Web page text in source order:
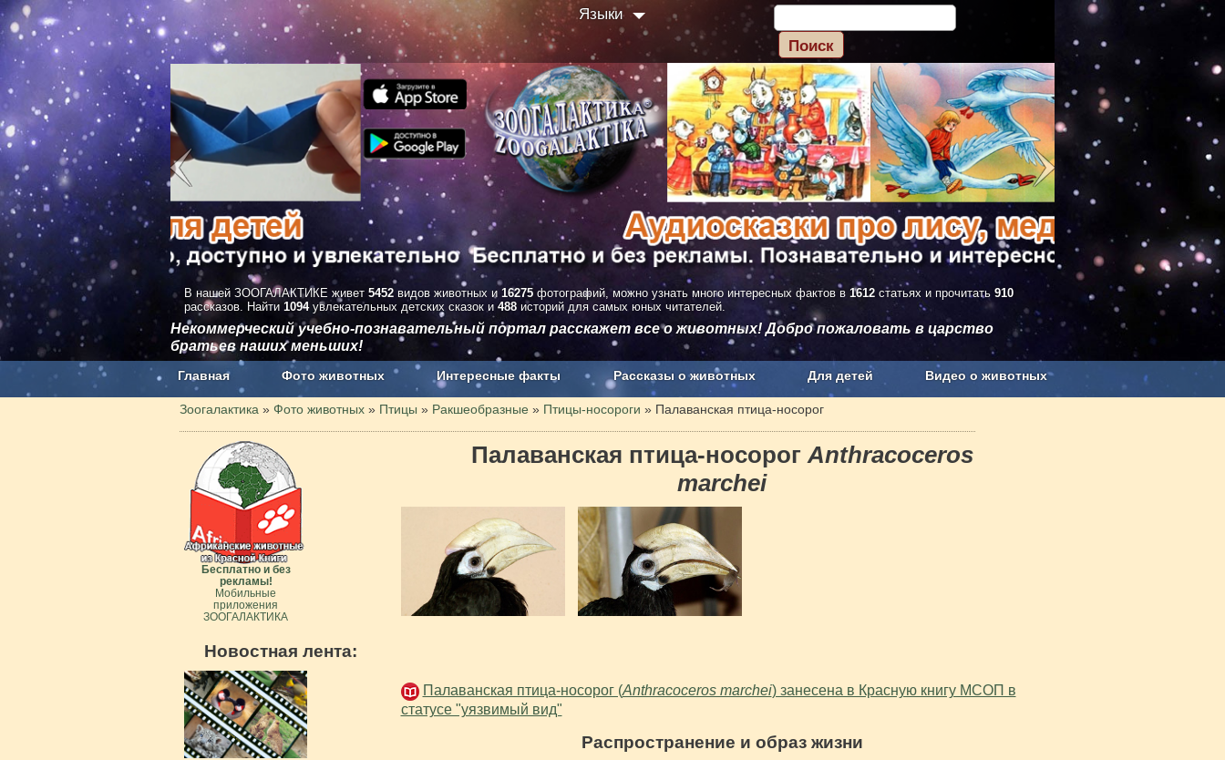
Языки
В нашей ЗООГАЛАКТИКЕ живет 5452 видов животных и 16275 фотографий, можно узнать много интересных фактов в 1612 статьях и прочитать 910
рассказов. Найти 1094увлекательных детских сказок и 488 историй для самых юных читателей.
Некоммерческий учебно-познавательный портал расскажет все о животных! Добро пожаловать в царство
братьев наших меньших!
Главная Фото животных Интересные факты Рассказы о животных Для детей Видео о животных
Наши приложения. Бесплатно и без рекламы О проекте
Зоогалактика » Фото животных » Птицы » Ракшеобразные » Птицы-носороги » Палаванская птица-носорог
Палаванская птица-носорог Anthracoceros
marchei
Палаванская птица-носорог (Anthracoceros marchei) занесена в Красную книгу МСОП в
статусе "уязвимый вид"
Распространение и образ жизни
Бесплатно и без
рекламы!
Мобильные
приложения
ЗООГАЛАКТИКА
Новостная лента: